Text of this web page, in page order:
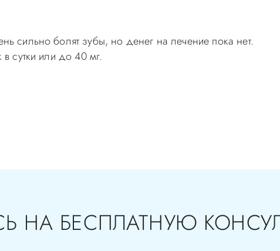
сильно болят зубы, но денег на лечение пока нет.
в сутки или до 40 мг.
НА БЕСПЛАТНУЮ